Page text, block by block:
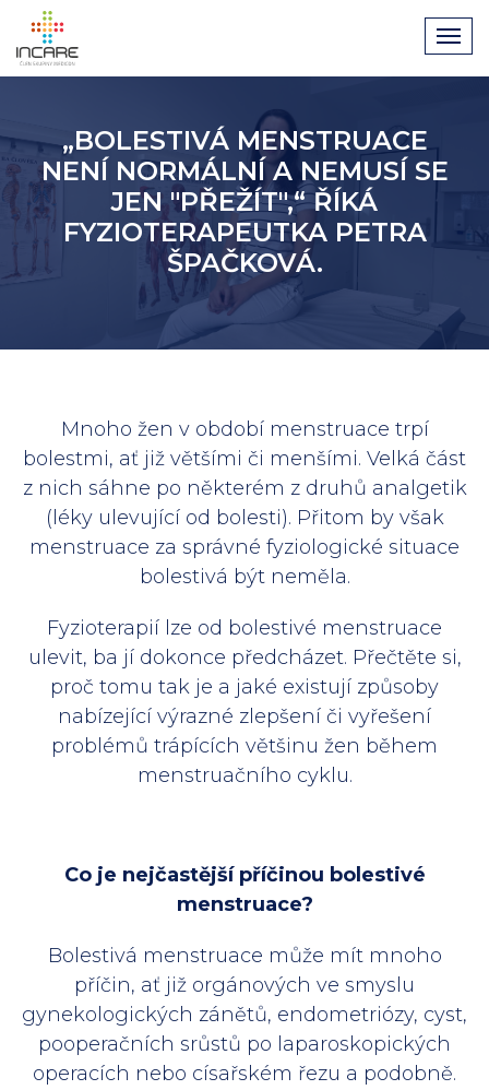
„BOLESTIVÁ MENSTRUACE
NENÍ NORMÁLNÍ A NEMUSÍ SE
JEN "PŘEŽÍT",“ ŘÍKÁ
FYZIOTERAPEUTKA PETRA
ŠPAČKOVÁ.
Mnoho žen v období menstruace trpí
bolestmi, ať již většími či menšími. Velká část
z nich sáhne po některém z druhů analgetik
(léky ulevující od bolesti). Přitom by však
menstruace za správné fyziologické situace
bolestivá být neměla.
Fyzioterapií lze od bolestivé menstruace
ulevit, ba jí dokonce předcházet. Přečtěte si,
proč tomu tak je a jaké existují způsoby
nabízející výrazné zlepšení či vyřešení
problémů trápících většinu žen během
menstruačního cyklu.
Co je nejčastější příčinou bolestivé
menstruace?
Bolestivá menstruace může mít mnoho
příčin, ať již orgánových ve smyslu
gynekologických zánětů, endometriózy, cyst,
pooperačních srůstů po laparoskopických
operacích nebo císařském řezu a podobně.